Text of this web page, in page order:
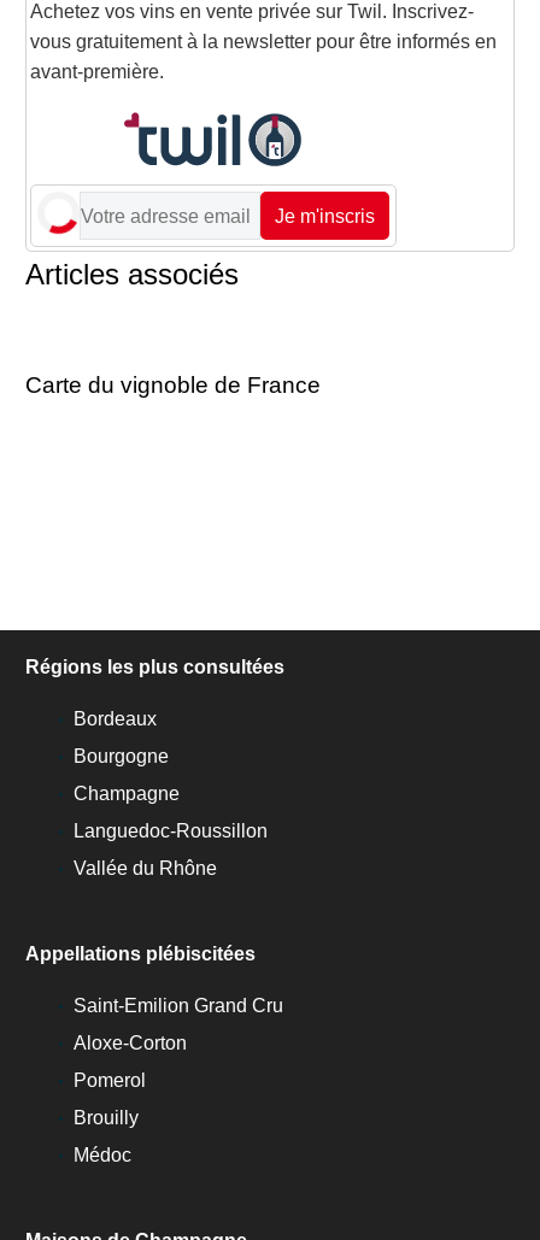
Achetez vos vins en vente privée sur Twil. Inscrivez-
vous gratuitement à la newsletter pour être informés en
avant-première.
Je m'inscris
Articles associés
Carte du vignoble de France
Régions les plus consultées
Bordeaux
Bourgogne
Champagne
Languedoc-Roussillon
Vallée du Rhône
Appellations plébiscitées
Saint-Emilion Grand Cru
Aloxe-Corton
Pomerol
Brouilly
Médoc